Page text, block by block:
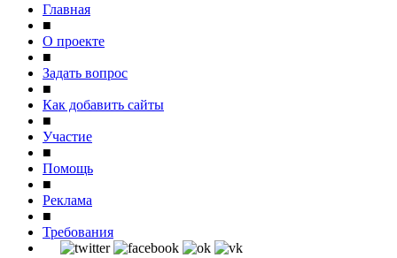
Главная
■
О проекте
■
Задать вопрос
■
Как добавить сайты
■
Участие
■
Помощь
■
Реклама
■
Требования